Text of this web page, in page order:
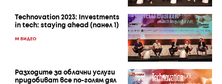
Technovation 2023: Investments
in tech: staying ahead (панел 1)
M ВИДЕО
Разходите за облачни услуги
придобиват все по-голям дял